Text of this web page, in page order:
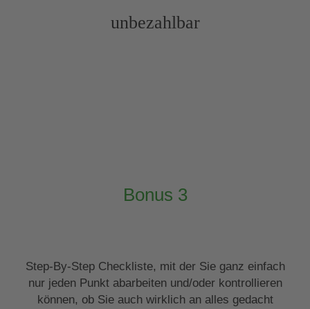
unbezahlbar
Bonus 3
Step-By-Step Checkliste, mit der Sie ganz einfach
nur jeden Punkt abarbeiten und/oder kontrollieren
können, ob Sie auch wirklich an alles gedacht